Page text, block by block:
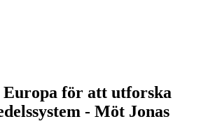
Europa för att utforska
- Möt Jonas